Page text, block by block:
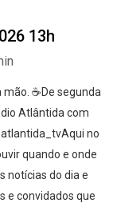
13h
☕De segunda
Atlântida com
no
quando e onde
notícias do dia e
e convidados que